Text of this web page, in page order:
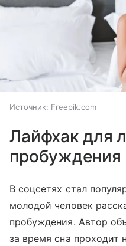
Источник: Freepik.com
Лайфхак для
пробуждения
В соцсетях стал
молодой человек
пробуждения. Автор
за время сна проходит